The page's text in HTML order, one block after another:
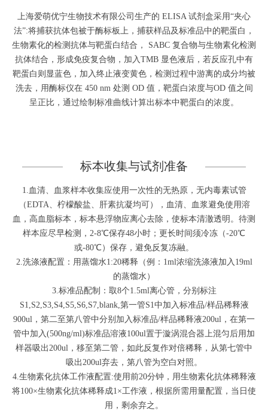
上海爱萌优宁生物技术有限公司生产的 ELISA 试剂盒采用“夹心
法”:将捕获抗体包被于酶标板上，捕获样品及标准品中的靶蛋白，
生物素化的检测抗体与靶蛋白结合， SABC 复合物与生物素化检测
抗体结合，形成免疫复合物，加入TMB 显色液后，若反应孔中有
靶蛋白则显蓝色，加入终止液变黄色，检测过程中游离的成分均被
洗去，用酶标仪在 450 nm 处测 OD 值，靶蛋白浓度与OD 值之间
呈正比，通过绘制标准曲线计算出标本中靶蛋白的浓度。
标本收集与试剂准备
1.血清、血浆样本收集应使用一次性的无热原，无内毒素试管
（EDTA、柠檬酸盐、肝素抗凝均可），血清、血浆避免使用溶
血，高血脂标本，标本悬浮物应离心去除，使标本清澈透明。待测
样本应尽早检测，2-8℃保存48小时；更长时间须冷冻（-20℃
或-80℃）保存，避免反复冻融。
2.洗涤液配置：用蒸馏水1:20稀释（例：1ml浓缩洗涤液加入19ml
的蒸馏水）
3.标准品配制：取8个1.5ml离心管，分别标注
S1,S2,S3,S4,S5,S6,S7,blank,第一管S1中加入标准品/样品稀释液
900ul，第二至第八管中分别加入标准品/样品稀释液200ul，在第一
管中加入(500ng/ml)标准品溶液100ul置于漩涡混合器上混匀后用加
样器吸出200ul，移至第二管，如此反复作对倍稀释，从第七管中
吸出200ul弃去，第八管为空白对照。
4.生物素化抗体工作液配置:使用前20分钟，用生物素化抗体稀释液
将100×生物素化抗体稀释成1×工作液，根据所需用量配置，当日使
用，剩余弃之。